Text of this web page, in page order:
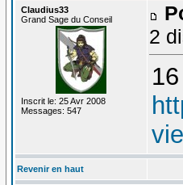
Claudius33
Grand Sage du Conseil
Inscrit le: 25 Avr 2008
Messages: 547
2
Revenir en haut